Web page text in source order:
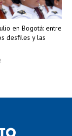
en Bogotá: entre
desfiles y las